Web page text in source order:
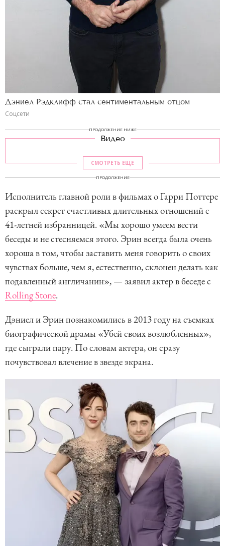
Дэниел Рэдклифф стал сентиментальным отцом
Соцсети
ПРОДОЛЖЕНИЕ НИЖЕ
Видео
СМОТРЕТЬ ЕЩЕ
ПРОДОЛЖЕНИЕ
Исполнитель главной роли в фильмах о Гарри Поттере
раскрыл секрет счастливых длительных отношений с
41-летней избранницей. «Мы хорошо умеем вести
беседы и не стесняемся этого. Эрин всегда была очень
хороша в том, чтобы заставить меня говорить о своих
чувствах больше, чем я, естественно, склонен делать как
подавленный англичанин», — заявил актер в беседе с
Rolling Stone.
Дэниел и Эрин познакомились в 2013 году на съемках
биографической драмы «Убей своих возлюбленных»,
где сыграли пару. По словам актера, он сразу
почувствовал влечение в звезде экрана.